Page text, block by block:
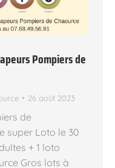
Pompiers de
26 août 2023
de
super Loto le 30
+ 1 loto
Gros lots à